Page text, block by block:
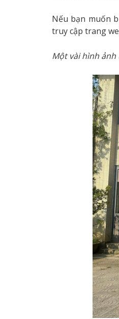
Nếu bạn muốn
truy cập trang
Một vài hình ảnh